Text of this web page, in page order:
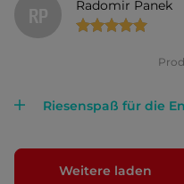
RP Radomir Panek
Riesenspaß für die
Weitere laden